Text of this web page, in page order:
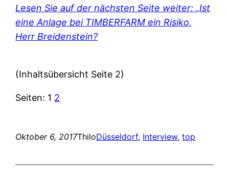
Lesen Sie auf der nächsten Seite weiter: „Ist
eine Anlage bei TIMBERFARM ein Risiko,
Herr Breidenstein?
(Inhaltsübersicht Seite 2)
Seiten: 1 2
Oktober 6, 2017ThiloDüsseldorf, Interview, top